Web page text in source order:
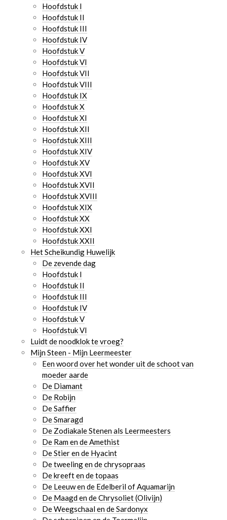
Hoofdstuk I
Hoofdstuk II
Hoofdstuk III
Hoofdstuk IV
Hoofdstuk V
Hoofdstuk VI
Hoofdstuk VII
Hoofdstuk VIII
Hoofdstuk IX
Hoofdstuk X
Hoofdstuk XI
Hoofdstuk XII
Hoofdstuk XIII
Hoofdstuk XIV
Hoofdstuk XV
Hoofdstuk XVI
Hoofdstuk XVII
Hoofdstuk XVIII
Hoofdstuk XIX
Hoofdstuk XX
Hoofdstuk XXI
Hoofdstuk XXII
Het Scheikundig Huwelijk
De zevende dag
Hoofdstuk I
Hoofdstuk II
Hoofdstuk III
Hoofdstuk IV
Hoofdstuk V
Hoofdstuk VI
Luidt de noodklok te vroeg?
Mijn Steen - Mijn Leermeester
Een woord over het wonder uit de schoot van
moeder aarde
De Diamant
De Robijn
De Saffier
De Smaragd
De Zodiakale Stenen als Leermeesters
De Ram en de Amethist
De Stier en de Hyacint
De tweeling en de chrysopraas
De kreeft en de topaas
De Leeuw en de Edelberil of Aquamarijn
De Maagd en de Chrysoliet (Olivijn)
De Weegschaal en de Sardonyx